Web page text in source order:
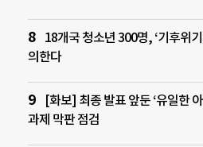
18개국 청소년 300명, ‘기후위
의한다
[화보] 최종 발표 앞둔 ‘유일한
과제 막판 점검